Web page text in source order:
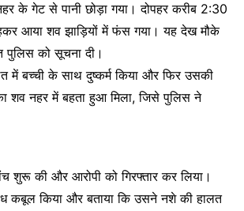
के गेट से पानी छोड़ा गया। दोपहर करीब 2:30
आया शव झाड़ियों में फंस गया। यह देख मौके
पुलिस को सूचना दी।
में बच्ची के साथ दुष्कर्म किया और फिर उसकी
शव नहर में बहता हुआ मिला, जिसे पुलिस ने
शुरू की और आरोपी को गिरफ्तार कर लिया।
कबूल किया और बताया कि उसने नशे की हालत